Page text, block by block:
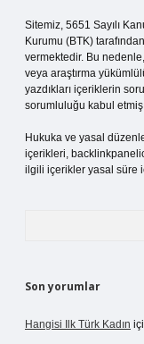
Sitemiz, 5651 Sayılı
Kurumu (BTK)
vermektedir. Bu
veya araştırma
yazdıkları içeriklerin
sorumluluğu kabul etmiş
Hukuka ve yasal
içerikleri,
ilgili içerikler yasal süre
Son yorumlar
Hangisi Ilk Türk Kadın